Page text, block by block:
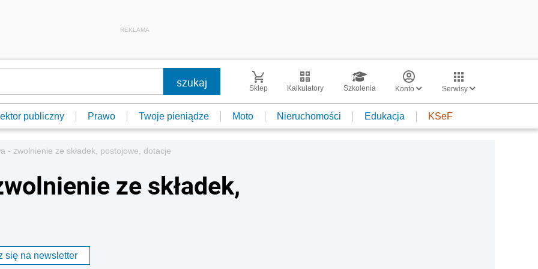
REKLAMA
Sklep Kalkulatory Szkolenia Konto Serwisy
publiczny Prawo Twoje pieniądze Moto Nieruchomości Edukacja KSeF
- zwolnienie ze składek, postojowe, dotacje
ze składek,
się na newsletter